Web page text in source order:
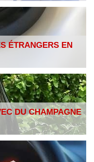
ÉTRANGERS EN
DU CHAMPAGNE